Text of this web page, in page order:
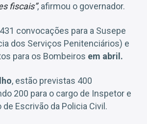
fiscais”, afirmou o governador.
convocações para a Susepe
dos Serviços Penitenciários) e
para os Bombeiros em abril.
, estão previstas 400
200 para o cargo de Inspetor e
de Escrivão da Policia Civil.